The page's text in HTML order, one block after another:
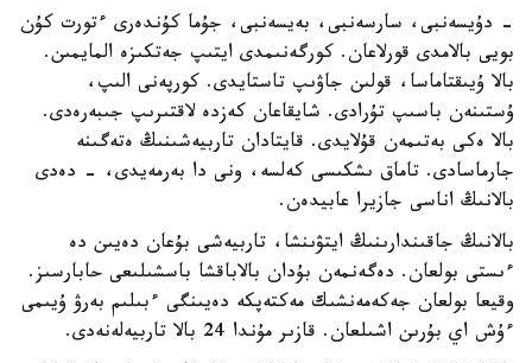
- دۇيسەنبى، سارسەنبى، بەيسەنبى، جۇما كۇندەرى ءتورت كۇن
بويى بالامدى قورلاعان. كورگەنىمدى ايتىپ جەتكىزە المايمىن.
بالا ۇيىقتاماسا، قولىن جاۋىپ تاستايدى. كورپەنى الىپ،
ۇستىنەن باسىپ تۇرادى. شايقاعان كەزدە لاقتىرىپ جىبەرەدى.
بالا ەكى بەتىمەن قۇلايدى. قايتادان تاربيەشىنىڭ ەتەگىنە
جارماسادى. تاماق ىشكىسى كەلسە، ونى دا بەرمەيدى، - دەدى
بالانىڭ اناسى جازيرا عابيدەن.
بالانىڭ جاقىندارىنىڭ ايتۋىنشا، تاربيەشى بۇعان دەيىن دە
ءىستى بولعان. دەگەنمەن بۇدان بالاباقشا باسشىلىعى حابارسىز.
وقيعا بولعان جەكەمەنشىك مەكتەپكە دەيىنگى ءبىلىم بەرۋ ۇيىمى
ءۇش اي بۇرىن اشىلعان. قازىر مۇندا 24 بالا تاربيەلەنەدى.